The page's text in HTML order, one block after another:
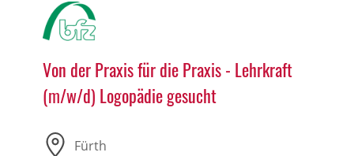
Von der Praxis für die Praxis - Lehrkraft
(m/w/d) Logopädie gesucht
Fürth